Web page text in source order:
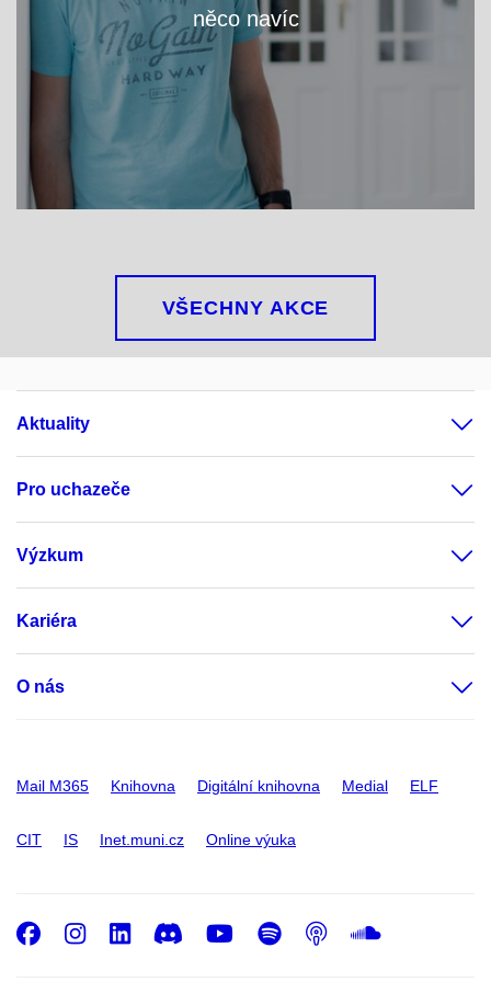
něco navíc
VÍCE
VŠECHNY AKCE
Aktuality
Pro uchazeče
Výzkum
Kariéra
O nás
Mail M365 Knihovna Digitální knihovna Medial ELF
CIT IS Inet.muni.cz Online výuka
Facebook
Instagram
LinkedIn
DiscordYoutube
Spotify
Podcast